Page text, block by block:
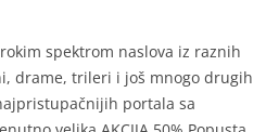
spektrom naslova iz raznih
drame, trileri i još mnogo drugih
portala sa